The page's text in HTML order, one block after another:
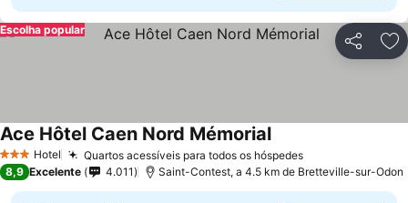
Partilhar
Escolha popular
3 EstrelasHotel Quartos acessíveis para todos os hóspedes
Ace Hôtel Caen Nord Mémorial
8,9 Excelente 4.011 Saint-Contest, a 4.5 km de Bretteville-sur-Odon